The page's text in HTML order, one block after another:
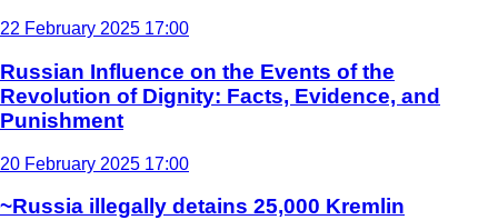
22 February 2025 17:00
Russian Influence on the Events of the
Revolution of Dignity: Facts, Evidence, and
Punishment
20 February 2025 17:00
~Russia illegally detains 25,000 Kremlin